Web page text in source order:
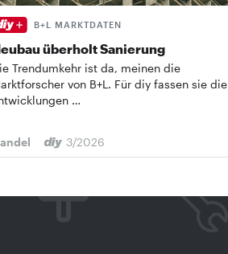
B+L MARKTDATEN
überholt Sanierung
Trendumkehr ist da, meinen die
von B+L. Für diy fassen sie die
…
3/2026